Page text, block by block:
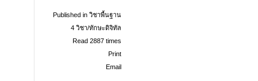
Published in วิชาพื้นฐาน
4 วิชา/ทักษะดิจิทัล
Read 2887 times
Print
Email